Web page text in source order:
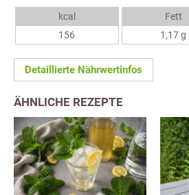
kcal
156
Fett
1,17 g
Detaillierte Nährwertinfos
ÄHNLICHE REZEPTE